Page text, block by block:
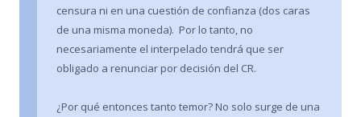
censura ni en una cuestión de confianza (dos caras
de una misma moneda). Por lo tanto, no
necesariamente el interpelado tendrá que ser
obligado a renunciar por decisión del CR.
¿Por qué entonces tanto temor? No solo surge de una